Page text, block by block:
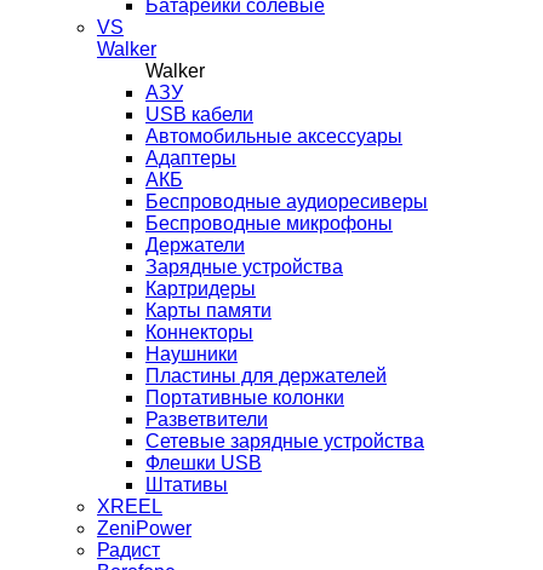
Батарейки солевые
VS
Walker
Walker
AЗУ
USB кабели
Автомобильные аксессуары
Адаптеры
АКБ
Беспроводные аудиоресиверы
Беспроводные микрофоны
Держатели
Зарядные устройства
Картридеры
Карты памяти
Коннекторы
Наушники
Пластины для держателей
Портативные колонки
Разветвители
Сетевые зарядные устройства
Флешки USB
Штативы
XREEL
ZeniPower
Радист